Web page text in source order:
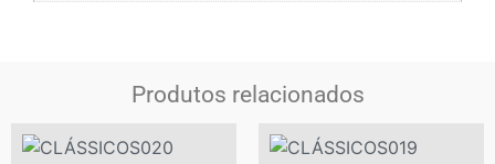
Produtos relacionados